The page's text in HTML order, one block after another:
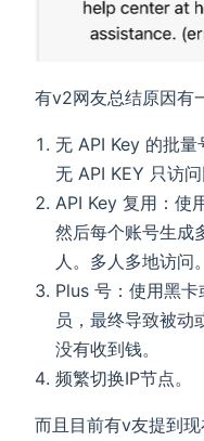
有v2网友总结原因有
无 API Key 的批量
无 API KEY 只访
API Key 复用：使
然后每个账号生成
人。多人多地访问。
Plus 号：使用黑
员，最终导致被动
没有收到钱。
频繁切换IP节点。
而且目前有v友提到